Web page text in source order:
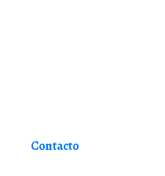
Contacto